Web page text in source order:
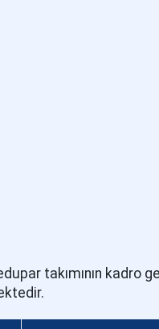
takımının kadro